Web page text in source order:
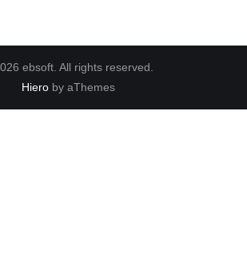
ebsoft. All rights reserved.
Hieroby aThemes